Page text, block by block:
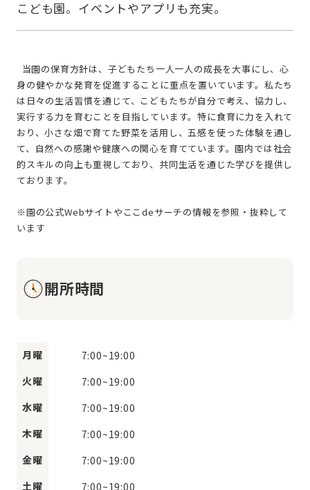
身の健やかな発育を促進することに重点を置いています。私たち
は日々の生活習慣を通じて、こどもたちが自分で考え、協力し、
実行する力を育むことを目指しています。特に食育に力を入れて
おり、小さな畑で育てた野菜を活用し、五感を使った体験を通し
て、自然への感謝や健康への関心を育てています。園内では社会
的スキルの向上も重視しており、共同生活を通じた学びを提供し
ております。
※園の公式Webサイトやここdeサーチの情報を参照・抜粋して
開所時間
月曜 7:00~19:00
火曜
7:00~19:00
水曜
7:00~19:00
木曜
7:00~19:00
金曜
7:00~19:00
土曜
7:00~19:00